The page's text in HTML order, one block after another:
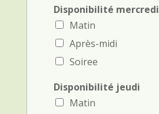
Disponibilité mercredi
Matin
Après-midi
Soiree
Disponibilité jeudi
Matin